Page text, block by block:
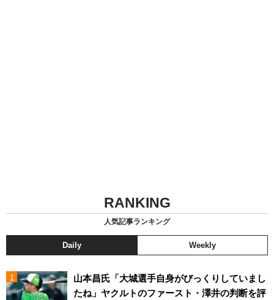
RANKING
人気記事ランキング
Daily Weekly
山本昌氏「大城選手自身がびっくりしていまし
たね」ヤクルトのファースト・澤井の判断を評